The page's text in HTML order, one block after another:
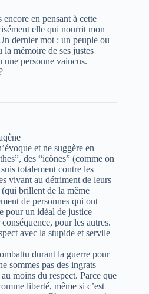
en pensant à cette
elle qui nourrit mon
dernier mot : un peuple ou
la mémoire de ses justes
une personne vaincus.
et ne suggère en
des “icônes” (comme on
totalement contre les
vivant au détriment de leurs
(qui brillent de la même
de personnes qui ont
pour un idéal de justice
pour les autres.
avec la stupide et servile
durant la guerre pour
sommes pas des ingrats
moins du respect. Parce que
liberté, même si c’est